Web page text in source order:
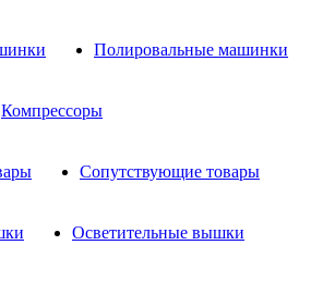
Полировальные машинки
Компрессоры
Сопутствующие товары
Осветительные вышки